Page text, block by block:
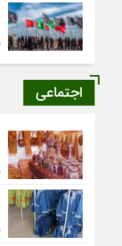
اجتماعی